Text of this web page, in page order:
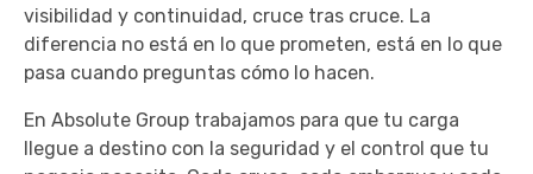
visibilidad y continuidad, cruce tras cruce. La
diferencia no está en lo que prometen, está en lo que
pasa cuando preguntas cómo lo hacen.
En Absolute Group trabajamos para que tu carga
llegue a destino con la seguridad y el control que tu